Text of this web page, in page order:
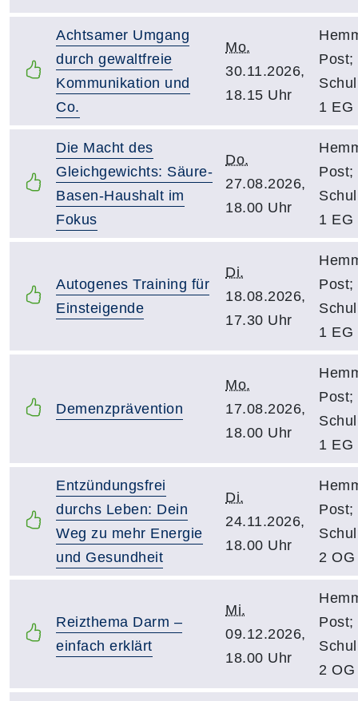
Achtsamer Umgang
durch gewaltfreie
Kommunikation und
Co.
Mo.
30.11.2026,
18.15 Uhr
Post;
1 EG
Die Macht des
Gleichgewichts: Säure-
Basen-Haushalt im
Fokus
Do.
27.08.2026,
18.00 Uhr
Post;
1 EG
Autogenes Training für
Einsteigende
Di.
18.08.2026,
17.30 Uhr
Post;
1 EG
Demenzprävention
Mo.
17.08.2026,
18.00 Uhr
Post;
1 EG
Entzündungsfrei
durchs Leben: Dein
Weg zu mehr Energie
und Gesundheit
Di.
24.11.2026,
18.00 Uhr
Post;
2 OG
Reizthema Darm –
einfach erklärt
Mi.
09.12.2026,
18.00 Uhr
Post;
2 OG